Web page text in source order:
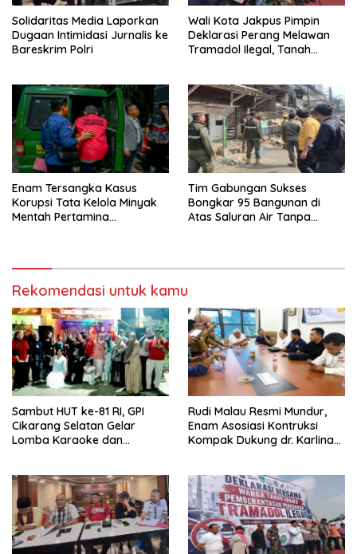
Solidaritas Media Laporkan
Dugaan Intimidasi Jurnalis ke
Bareskrim Polri
Wali Kota Jakpus Pimpin
Deklarasi Perang Melawan
Tramadol Ilegal, Tanah
Enam Tersangka Kasus
Korupsi Tata Kelola Minyak
Mentah Pertamina
Tim Gabungan Sukses
Bongkar 95 Bangunan di
Atas Saluran Air Tanpa
Rekomendasi untuk kamu
Sambut HUT ke-81 RI, GPI
Cikarang Selatan Gelar
Lomba Karaoke dan
Rudi Malau Resmi Mundur,
Enam Asosiasi Kontruksi
Kompak Dukung dr. Karlina